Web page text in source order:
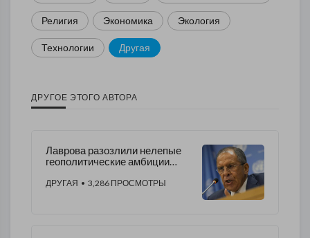
Религия Экономика Экология
Технологии Другая
ДРУГОЕ ЭТОГО АВТОРА
Лаврова разозлили нелепые
геополитические амбиции
ДРУГАЯ • 3,286 ПРОСМОТРЫ